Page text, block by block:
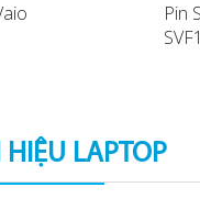
Pin
LAPTOP